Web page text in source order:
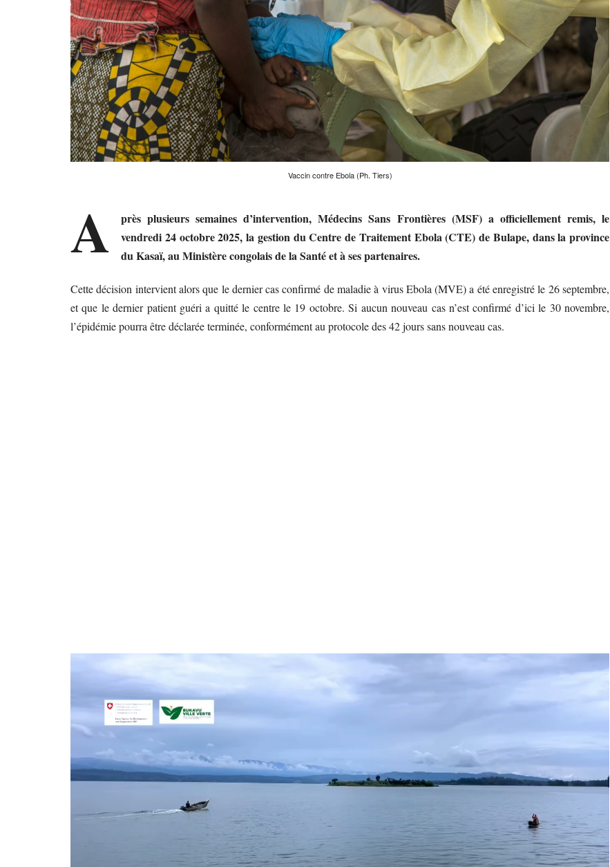
Vaccin contre Ebola (Ph. Tiers)
A
près plusieurs semaines d’intervention, Médecins Sans Frontières (MSF) a officiellement remis, le
vendredi 24 octobre 2025, la gestion du Centre de Traitement Ebola (CTE) de Bulape, dans la province
du Kasaï, au Ministère congolais de la Santé et à ses partenaires.
Cette décision intervient alors que le dernier cas confirmé de maladie à virus Ebola (MVE) a été enregistré le 26 septembre,
et que le dernier patient guéri a quitté le centre le 19 octobre. Si aucun nouveau cas n’est confirmé d’ici le 30 novembre,
l’épidémie pourra être déclarée terminée, conformément au protocole des 42 jours sans nouveau cas.